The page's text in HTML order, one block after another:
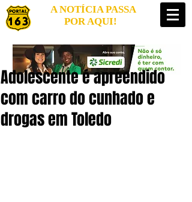
A NOTÍCIA PASSA
POR AQUI!
Adolescente é apreendido
com carro do cunhado e
drogas em Toledo